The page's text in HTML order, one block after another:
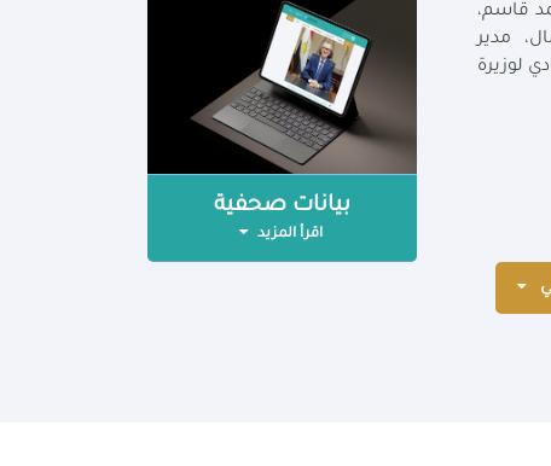
قاسم،
مدير
لوزيرة
بيانات صحفية
اقرأ المزيد